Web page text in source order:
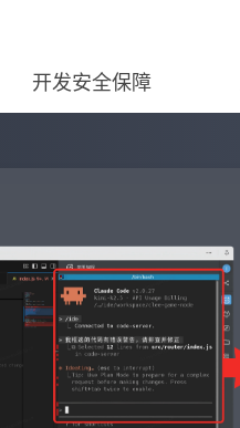
开发安全保障